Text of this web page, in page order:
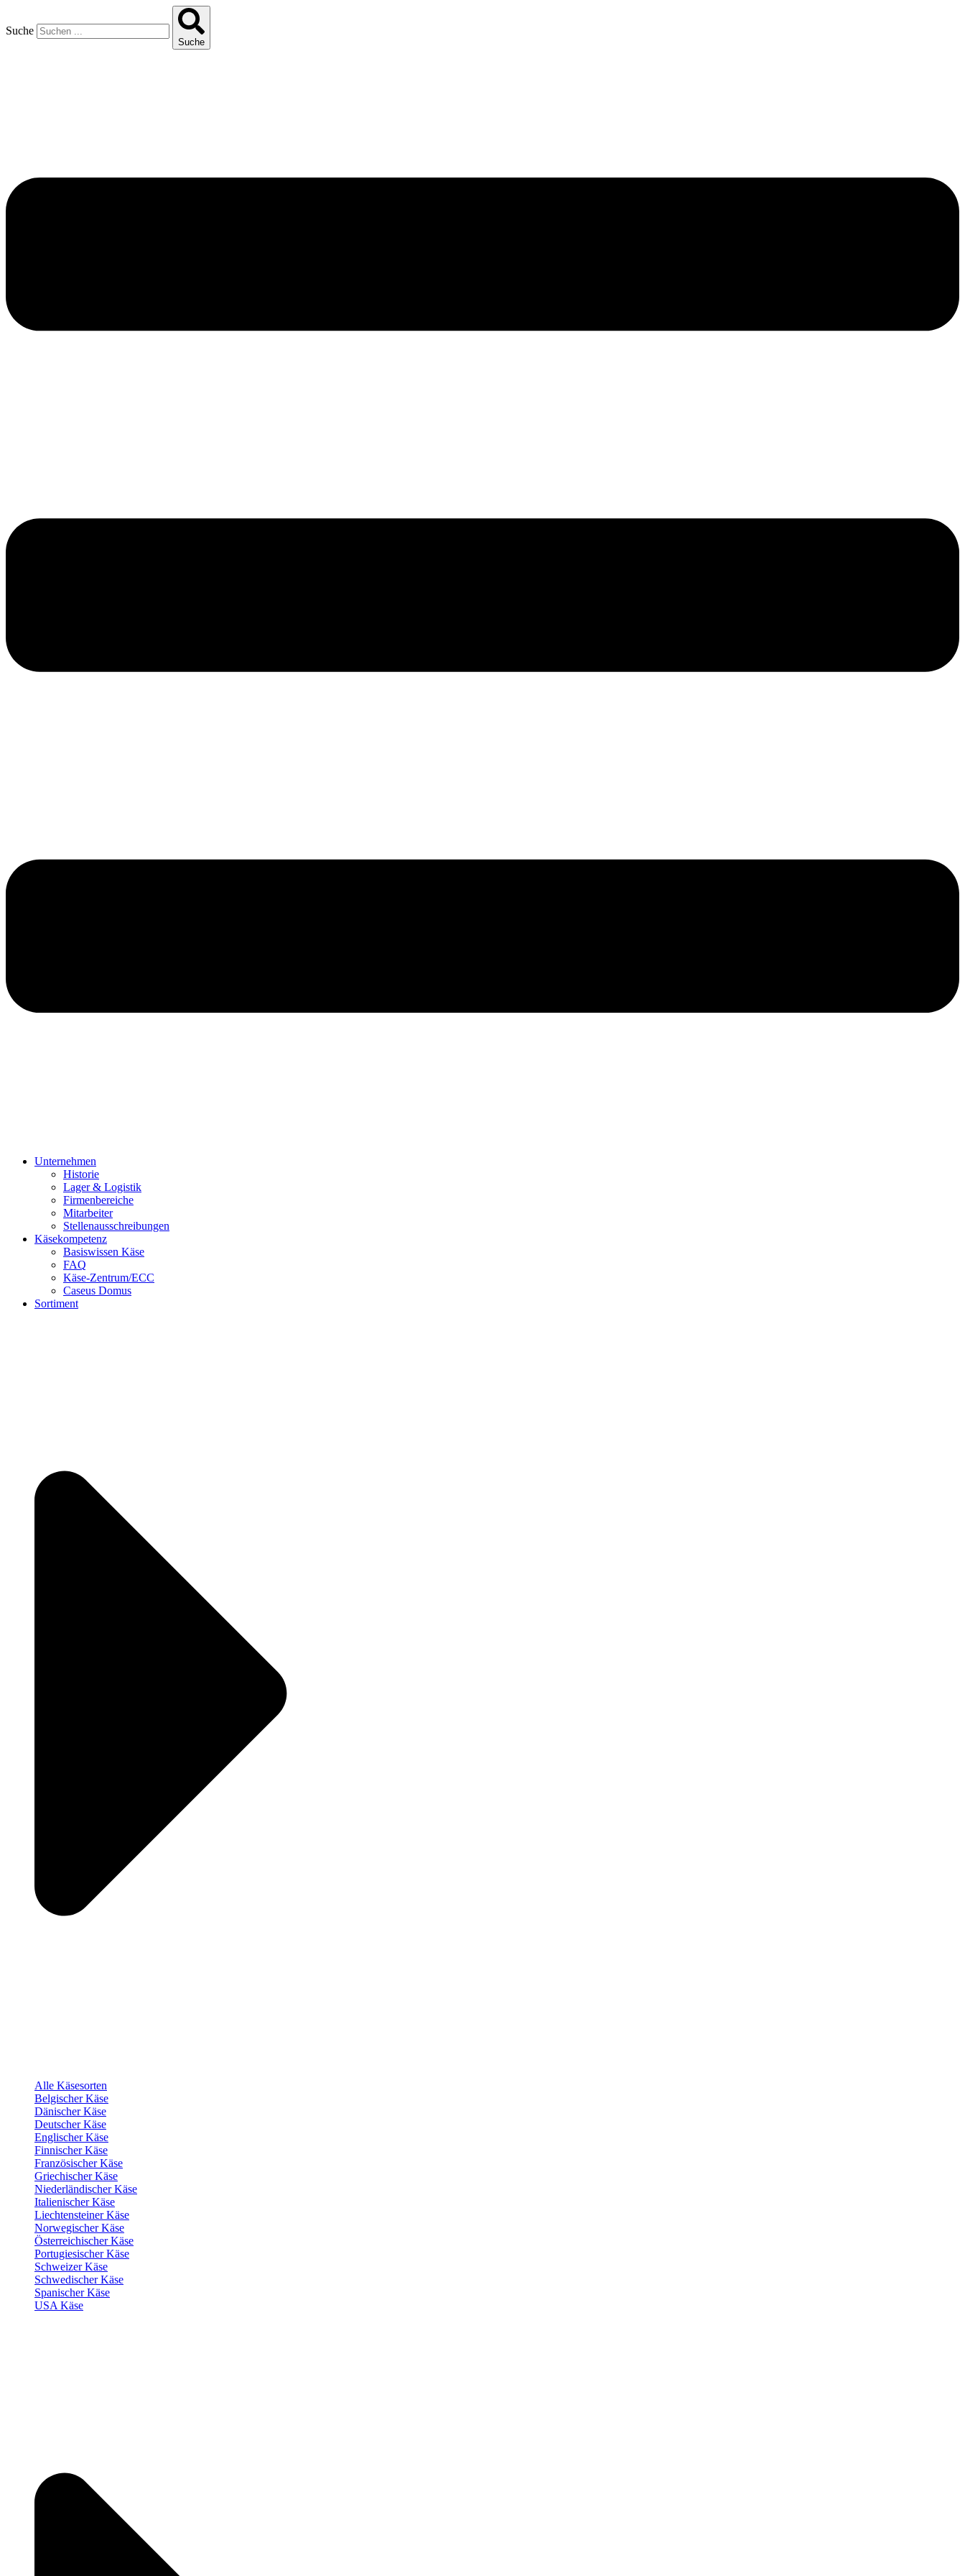
Suche
Suche
Unternehmen
Historie
Lager & Logistik
Firmenbereiche
Mitarbeiter
Stellenausschreibungen
Käsekompetenz
Basiswissen Käse
FAQ
Käse-Zentrum/ECC
Caseus Domus
Sortiment
Alle Käsesorten
Belgischer Käse
Dänischer Käse
Deutscher Käse
Englischer Käse
Finnischer Käse
Französischer Käse
Griechischer Käse
Niederländischer Käse
Italienischer Käse
Liechtensteiner Käse
Norwegischer Käse
Österreichischer Käse
Portugiesischer Käse
Schweizer Käse
Schwedischer Käse
Spanischer Käse
USA Käse